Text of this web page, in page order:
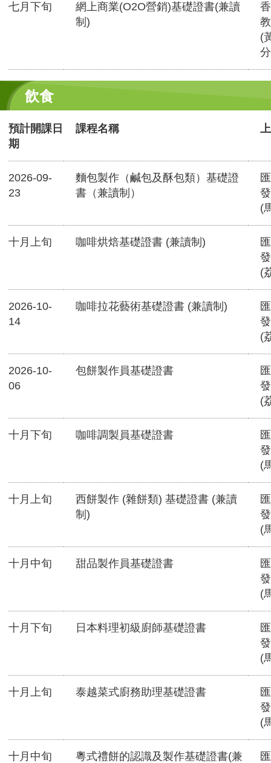
七月下旬
網上商業(O2O營銷)基礎證書(兼讀
制)
(
飲食
預計開課日
期
課程名稱
2026-09-
23
麵包製作（鹹包及酥包類）基礎證
書（兼讀制）
(
十月上旬 咖啡烘焙基礎證書 (兼讀制)
(
2026-10-
14
咖啡拉花藝術基礎證書 (兼讀制)
(
2026-10-
06
包餅製作員基礎證書
(
十月下旬 咖啡調製員基礎證書
(
十月上旬
西餅製作 (雜餅類) 基礎證書 (兼讀
制)
(
十月中旬 甜品製作員基礎證書
(
十月下旬 日本料理初級廚師基礎證書
(
十月上旬 泰越菜式廚務助理基礎證書
(
十月中旬
粵式禮餅的認識及製作基礎證書(兼